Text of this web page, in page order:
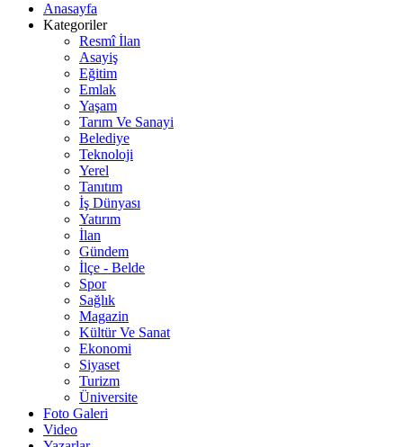
Anasayfa
Kategoriler
Resmî İlan
Asayiş
Eğitim
Emlak
Yaşam
Tarım Ve Sanayi
Belediye
Teknoloji
Yerel
Tanıtım
İş Dünyası
Yatırım
İlan
Gündem
İlçe - Belde
Spor
Sağlık
Magazin
Kültür Ve Sanat
Ekonomi
Siyaset
Turizm
Üniversite
Foto Galeri
Video